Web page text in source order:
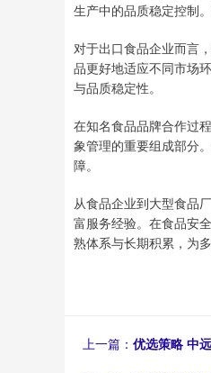
生产中的品质稳定控制
对于出口食品企业而言
品更好地适应不同市场
与品质稳定性。
在知名食品品牌合作过
象管理的重要组成部分
障。
从食品企业到大型食品
富服务经验。在食品安
熟体系与长期积累，为
上一篇： 优选策略 中